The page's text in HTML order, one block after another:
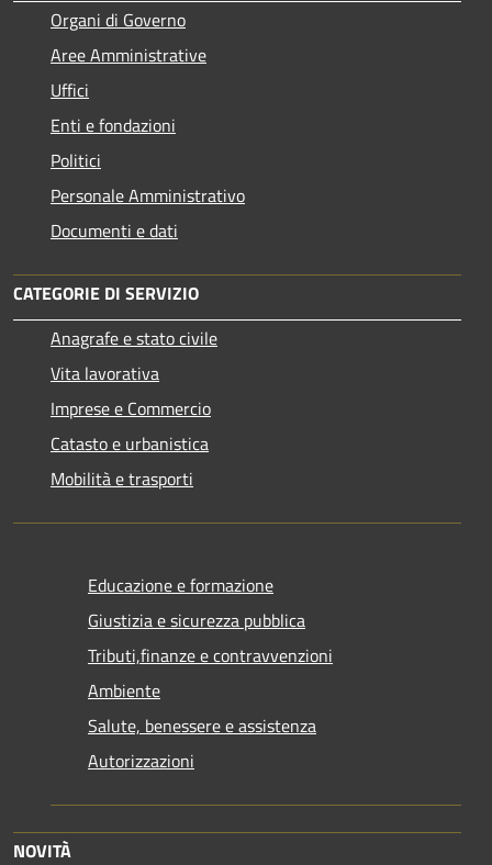
Organi di Governo
Aree Amministrative
Uffici
Enti e fondazioni
Politici
Personale Amministrativo
Documenti e dati
CATEGORIE DI SERVIZIO
Anagrafe e stato civile
Vita lavorativa
Imprese e Commercio
Catasto e urbanistica
Mobilità e trasporti
Educazione e formazione
Giustizia e sicurezza pubblica
Tributi,finanze e contravvenzioni
Ambiente
Salute, benessere e assistenza
Autorizzazioni
NOVITÀ